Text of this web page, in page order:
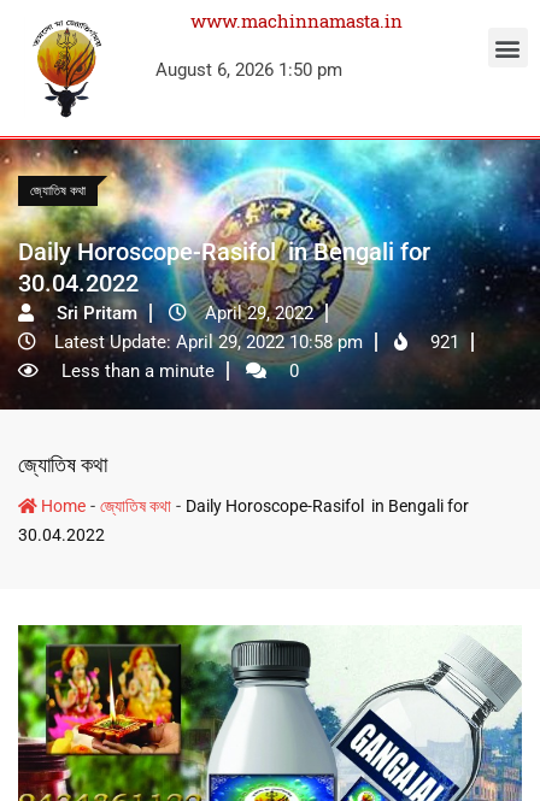
www.machinnamasta.in
August 6, 2026 1:50 pm
জ্যোতিষ কথা
Daily Horoscope-Rasifol in Bengali for
30.04.2022
Sri Pritam
April 29, 2022
Latest Update: April 29, 2022 10:58 pm
921
Less than a minute
0
জ্যোতিষ কথা
Home - জ্যোতিষ কথা - Daily Horoscope-Rasifol in Bengali for
30.04.2022